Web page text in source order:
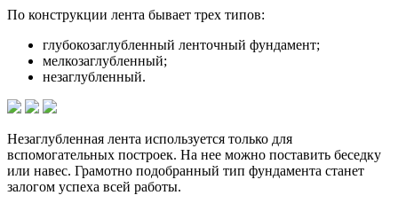
По конструкции лента бывает трех типов:
глубокозаглубленный ленточный фундамент;
мелкозаглубленный;
незаглубленный.
Незаглубленная лента используется только для
вспомогательных построек. На нее можно поставить беседку
или навес. Грамотно подобранный тип фундамента станет
залогом успеха всей работы.